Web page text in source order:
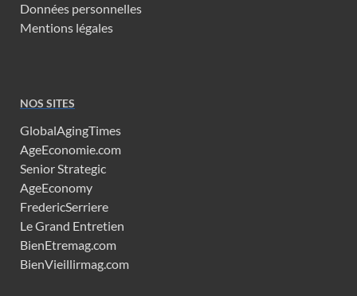
Données personnelles
Mentions légales
NOS SITES
GlobalAgingTimes
AgeEconomie.com
Senior Strategic
AgeEconomy
FredericSerriere
Le Grand Entretien
BienEtremag.com
BienVieillirmag.com